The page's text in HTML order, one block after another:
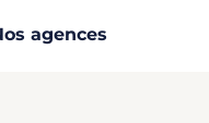
agences